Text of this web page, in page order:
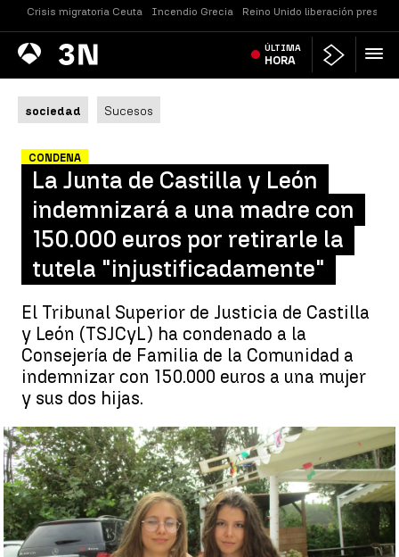
Crisis migratoria Ceuta Incendio Grecia Reino Unido liberación presos
Antena
3 Noticias ÚLTIMA
HORA
sociedad Sucesos
CONDENA
La Junta de Castilla y León
indemnizará a una madre con
150.000 euros por retirarle la
tutela "injustificadamente"
El Tribunal Superior de Justicia de Castilla
y León (TSJCyL) ha condenado a la
Consejería de Familia de la Comunidad a
indemnizar con 150.000 euros a una mujer
y sus dos hijas.
La Junta de Castilla y León indemnizará a una madre con
150.000 euros por retirarle la tutela "injustificadamente" |
Antena 3 Noticias